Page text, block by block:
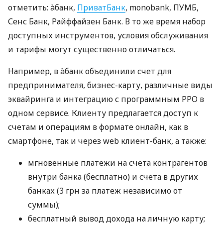
отметить: àбанк, ПриватБанк, monobank, ПУМБ,
Сенс Банк, Райффайзен Банк. В то же время набор
доступных инструментов, условия обслуживания
и тарифы могут существенно отличаться.
Например, в àбанк объединили счет для
предпринимателя, бизнес-карту, различные виды
эквайринга и интеграцию с программным РРО в
одном сервисе. Клиенту предлагается доступ к
счетам и операциям в формате онлайн, как в
смартфоне, так и через web клиент-банк, а также:
мгновенные платежи на счета контрагентов
внутри банка (бесплатно) и счета в других
банках (3 грн за платеж независимо от
суммы);
бесплатный вывод дохода на личную карту;